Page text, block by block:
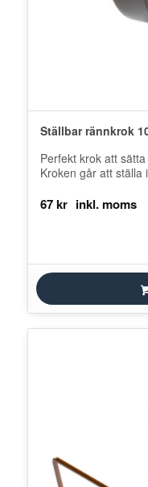
Ställbar rännkrok
Perfekt krok att
Kroken går att ställa
67kr